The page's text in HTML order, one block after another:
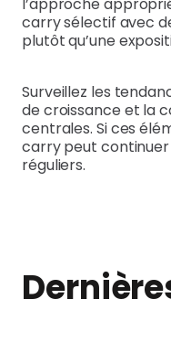
carry sélectif avec
plutôt qu’une
Surveillez les
de croissance et la
centrales. Si ces
carry peut
réguliers.